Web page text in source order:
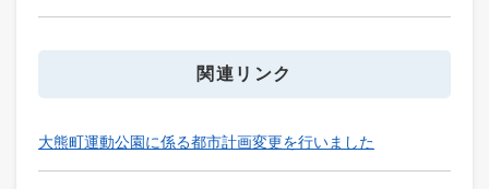
関連リンク
大熊町運動公園に係る都市計画変更を行いました